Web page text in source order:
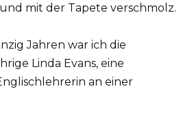
mit der Tapete verschmolz.
Jahren war ich die
Linda Evans, eine
an einer